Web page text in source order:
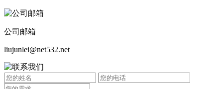
公司邮箱
liujunlei@net532.net